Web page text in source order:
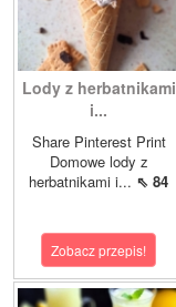
Lody z herbatnikami
i...
Share Pinterest Print
Domowe lody z
herbatnikami i... ⇖ 84
Zobacz przepis!